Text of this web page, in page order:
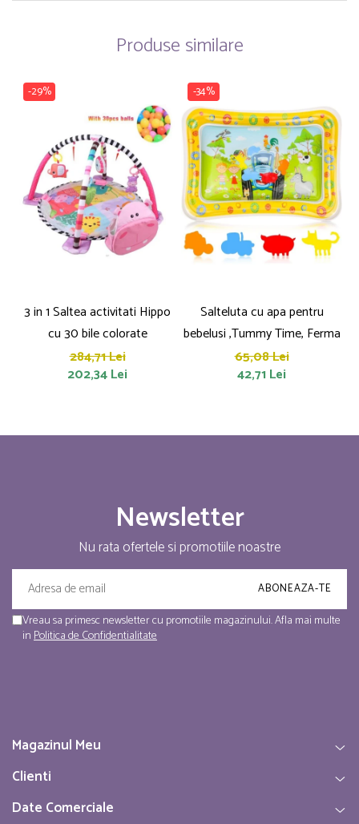
Produse similare
-29%
3 in 1 Saltea activitati Hippo
cu 30 bile colorate
284,71 Lei
202,34 Lei
-34%
Salteluta cu apa pentru
bebelusi ,Tummy Time, Ferma
65,08 Lei
42,71 Lei
Newsletter
Nu rata ofertele si promotiile noastre
Vreau sa primesc newsletter cu promotiile magazinului. Afla mai multe
inPolitica de Confidentialitate
Magazinul Meu
Clienti
Date Comerciale